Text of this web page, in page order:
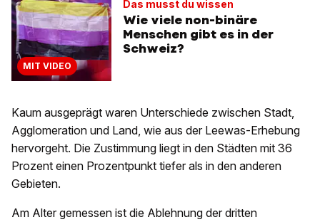
MIT VIDEO
Das musst du wissen
Wie viele non-binäre
Menschen gibt es in der
Schweiz?
Kaum ausgeprägt waren Unterschiede zwischen Stadt,
Agglomeration und Land, wie aus der Leewas-Erhebung
hervorgeht. Die Zustimmung liegt in den Städten mit 36
Prozent einen Prozentpunkt tiefer als in den anderen
Gebieten.
Am Alter gemessen ist die Ablehnung der dritten